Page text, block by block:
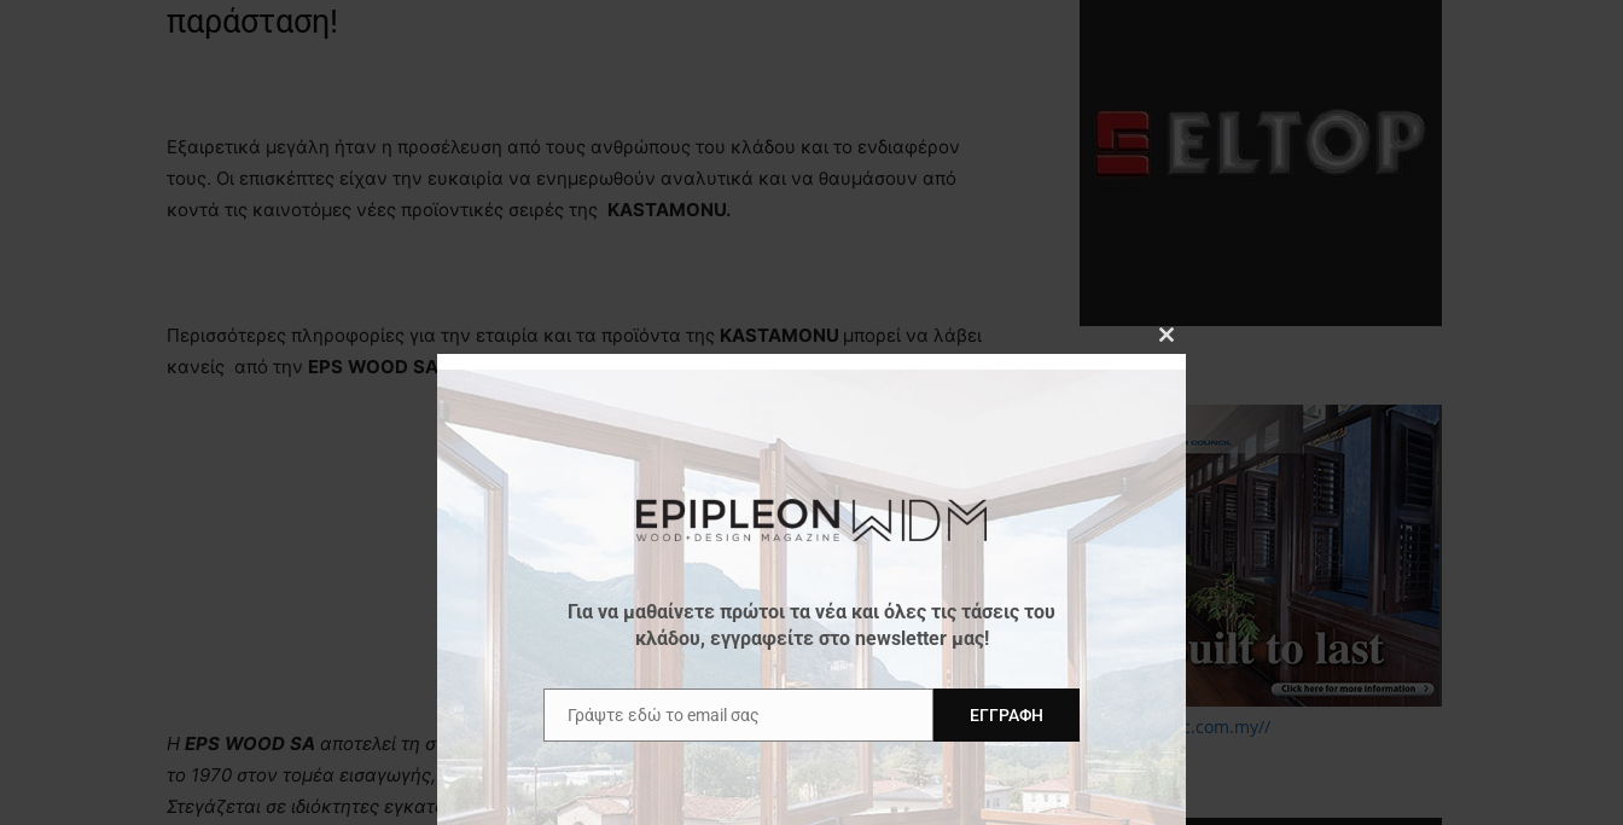
παράσταση!
Εξαιρετικά μεγάλη ήταν η προσέλευση από τους ανθρώπους του κλάδου και το ενδιαφέρον
τους. Οι επισκέπτες είχαν την ευκαιρία να ενημερωθούν αναλυτικά και να θαυμάσουν από
κοντά τις καινοτόμες νέες προϊοντικές σειρές της KASTAMONU.
Περισσότερες πληροφορίες για την εταιρία και τα προϊόντα της KASTAMONU μπορεί να λάβει
κανείς από την EPS WOOD SA(Τ.: 210 2460768, e-mail.:
H EPS WOOD SA αποτελεί τη συνέχεια τηςSAXYL-ΣΑΧΛΟΣ Α.Ε.,η οποία δραστηριοποιείται από
το 1970 στον τομέα εισαγωγής, εμπορίας και διάθεσης προϊόντων και παραγώγων ξύλου.
Στεγάζεται σε ιδιόκτητες εγκαταστάσεις 7.500 τ.μ. στις Αχαρνές και α πό το 2008 και κατέχει
http://www.mtc.com.my//
Close
Για να μαθαίνετε πρώτοι τα νέα και όλες τις τάσεις του
κλάδου, εγγραφείτε στο newsletter μας!
Email
Γράψτε εδώ το email σας ΕΓΓΡΑΦΉ